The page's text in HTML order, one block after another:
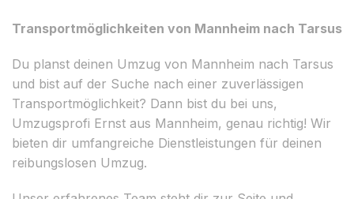
Transportmöglichkeiten von Mannheim nach Tarsus
Du planst deinen Umzug von Mannheim nach Tarsus
und bist auf der Suche nach einer zuverlässigen
Transportmöglichkeit? Dann bist du bei uns,
Umzugsprofi Ernst aus Mannheim, genau richtig! Wir
bieten dir umfangreiche Dienstleistungen für deinen
reibungslosen Umzug.